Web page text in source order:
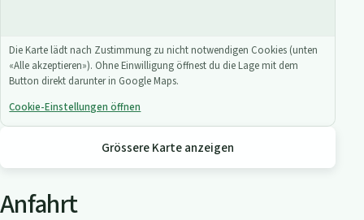
Die Karte lädt nach Zustimmung zu nicht notwendigen Cookies (unten
«Alle akzeptieren»). Ohne Einwilligung öffnest du die Lage mit dem
Button direkt darunter in Google Maps.
Cookie-Einstellungen öffnen
Grössere Karte anzeigen
Anfahrt